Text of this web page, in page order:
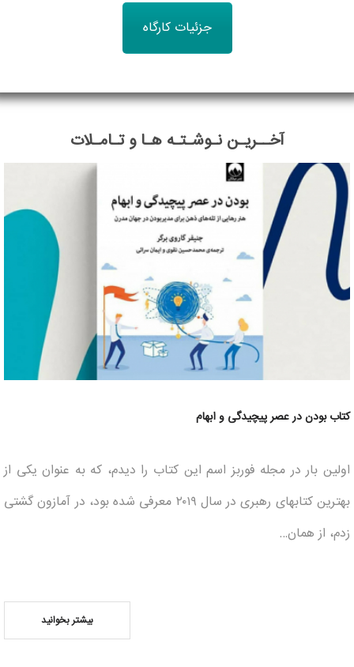
جزئیات کارگاه
آخــریـن نـوشـتـه هـا و تـامـلات
کتاب بودن در عصر پیچیدگی و ابهام
اولین بار در مجله فوربز اسم این کتاب را دیدم، که به عنوان یکی از
بهترین کتاب­های رهبری در سال ۲۰۱۹ معرفی شده بود، در آمازون گشتی
زدم، از همان…
بیشتر بخوانید